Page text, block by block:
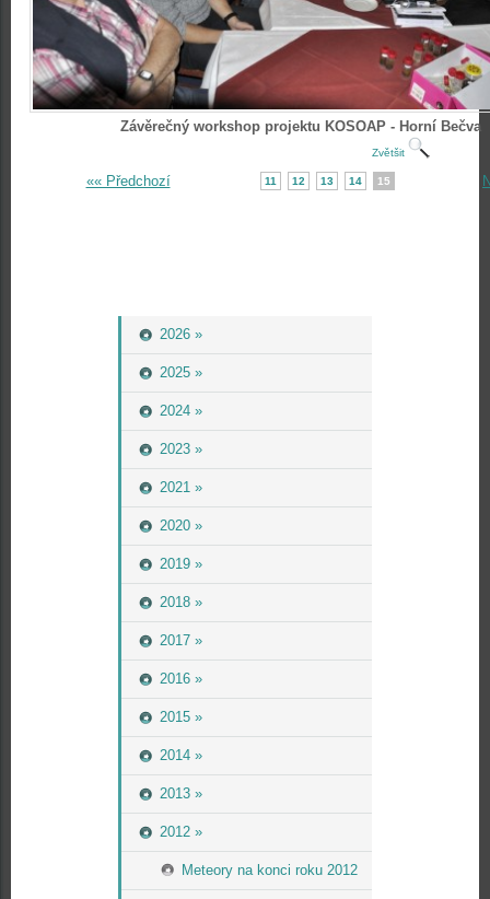
2026 »
2025 »
2024 »
2023 »
2021 »
2020 »
2019 »
2018 »
2017 »
2016 »
2015 »
2014 »
2013 »
2012 »
Meteory na konci roku 2012
Závěrečný workshop projektu KOSOAP - Horní Bečva
Zvětšit
«« Předchozí 11 12 13 14 15